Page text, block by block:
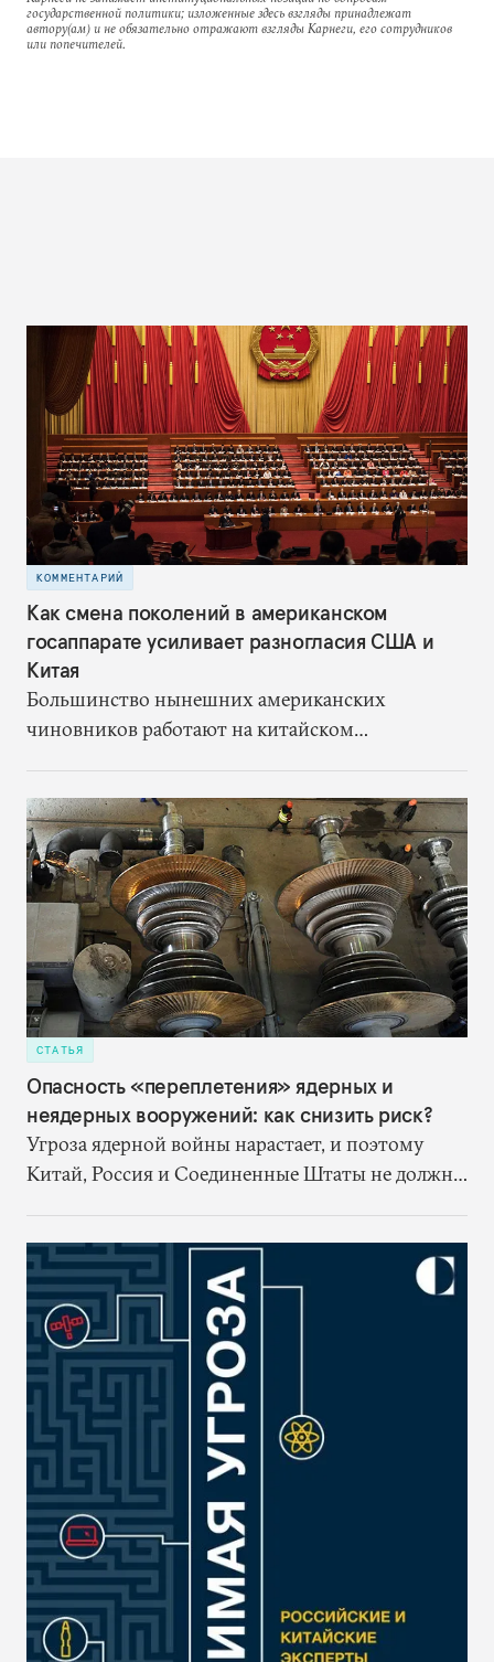
государственной политики; изложенные здесь взгляды принадлежат
автору(ам) и не обязательно отражают взгляды Карнеги, его сотрудников
или попечителей.
КОММЕНТАРИЙ
Как смена поколений в американском
госаппарате усиливает разногласия США и
Китая
Большинство нынешних американских
чиновников работают на китайском
2008 года, а не с визита Никсона в Пекин ради
того, чтобы наладить отношения с нищей и
отсталой страной. И общий контекст
международных отношений сегодня совсем не
никсоновский
СТАТЬЯ
Опасность «переплетения» ядерных и
неядерных вооружений: как снизить риск?
Угроза ядерной войны нарастает, и поэтому
Китай, Россия и Соединенные Штаты не должны
управлению новыми технологиями.